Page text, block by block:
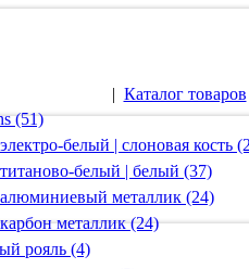
| Каталог товаров
(51)
белый | слоновая кость
белый | белый (37)
металлик (24)
металлик (24)
рояль (4)